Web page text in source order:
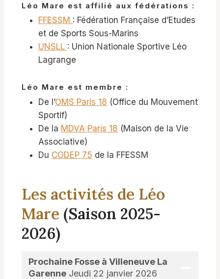
Léo Mare est affilié aux fédérations :
FFESSM : Fédération Française d’Etudes
et de Sports Sous-Marins
UNSLL : Union Nationale Sportive Léo
Lagrange
Léo Mare est membre :
De l’OMS Paris 18 (Office du Mouvement
Sportif)
De la MDVA Paris 18 (Maison de la Vie
Associative)
Du CODEP 75 de la FFESSM
Les activités de Léo
Mare (Saison 2025-
2026)
Prochaine Fosse à Villeneuve La
Garenne Jeudi 22 janvier 2026